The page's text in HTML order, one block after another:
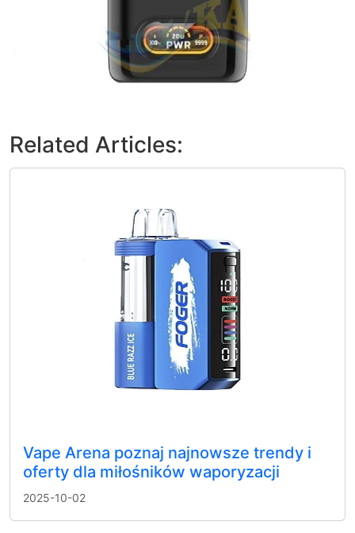
Related Articles:
Vape Arena poznaj najnowsze trendy i
oferty dla miłośników waporyzacji
2025-10-02